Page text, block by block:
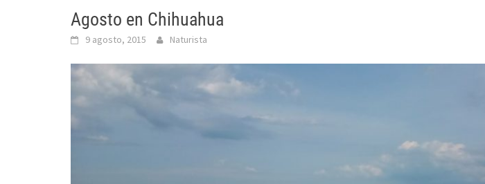
Agosto en Chihuahua
9 agosto, 2015 Naturista